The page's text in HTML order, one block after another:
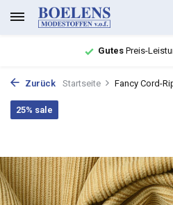
GutesPreis-
Zurück Startseite Fancy Cord-
25% sale